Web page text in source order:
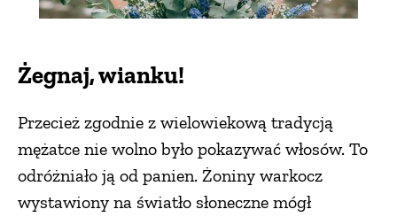
Żegnaj, wianku!
Przecież zgodnie z wielowiekową tradycją
mężatce nie wolno było pokazywać włosów. To
odróżniało ją od panien. Żoniny warkocz
wystawiony na światło słoneczne mógł